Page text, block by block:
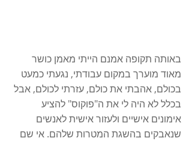
באותה תקופה אמנם הייתי מאמן כושר
מאוד מוערך במקום עבודתי, נגעתי כמעט
בכולם, אהבתי את כולם, עזרתי לכולם, אבל
בכלל לא היה לי את ה"פוקוס" להציע
אימונים אישיים ולעזור אישית לאנשים
שנאבקים בהשגת המטרות שלהם. אי שם